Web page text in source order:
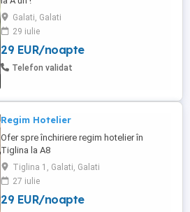
Galati, Galati
29 iulie
29 EUR/noapte
Telefon validat
Regim Hotelier
Ofer spre închiriere regim hotelier în
Tiglina la A8
Tiglina 1, Galati, Galati
27 iulie
29 EUR/noapte